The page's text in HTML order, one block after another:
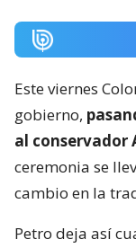
Este viernes
gobierno,
al conservador
ceremonia se
cambio en la
Petro deja así